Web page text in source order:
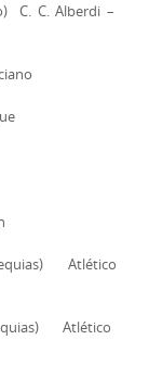
C. Alberdi –
Atlético
Atlético